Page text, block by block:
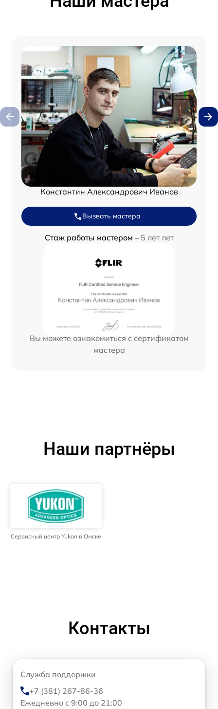
Константин Александрович Иванов
Вызвать мастера
Стаж работы мастером – 5 лет лет
Вы можете ознакомиться с сертификатом
мастера
Наши партнёры
Сервисный центр Yukon в Омске
Контакты
Служба поддержки
+7 (381) 267-86-36
Ежедневно с 9:00 до 21:00